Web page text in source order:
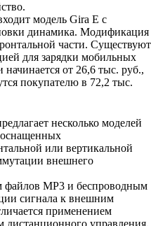
модель Gira E с
динамика. Модификация
части. Существуют
для зарядки мобильных
от 26,6 тыс. руб.,
покупателю в 72,2 тыс.
несколько моделей
или вертикальной
внешнего
файлов MP3 и беспроводным
сигнала к внешним
применением
дистанционного управления.